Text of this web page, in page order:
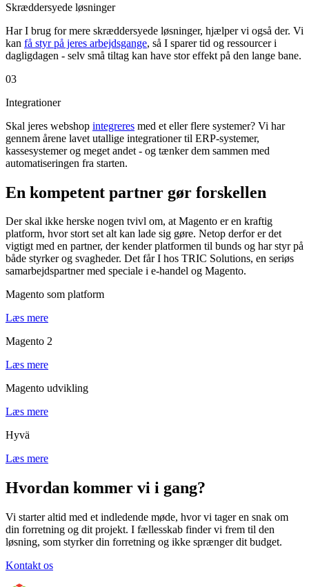
Skræddersyede løsninger
Har I brug for mere skræddersyede løsninger, hjælper vi også der. Vi
kan få styr på jeres arbejdsgange, så I sparer tid og ressourcer i
dagligdagen - selv små tiltag kan have stor effekt på den lange bane.
03
Integrationer
Skal jeres webshop integreres med et eller flere systemer? Vi har
gennem årene lavet utallige integrationer til ERP-systemer,
kassesystemer og meget andet - og tænker dem sammen med
automatiseringen fra starten.
En kompetent partner gør forskellen
Der skal ikke herske nogen tvivl om, at Magento er en kraftig
platform, hvor stort set alt kan lade sig gøre. Netop derfor er det
vigtigt med en partner, der kender platformen til bunds og har styr på
både styrker og svagheder. Det får I hos TRIC Solutions, en seriøs
samarbejdspartner med speciale i e-handel og Magento.
Magento som platform
Læs mere
Magento 2
Læs mere
Magento udvikling
Læs mere
Hyvä
Læs mere
Hvordan kommer vi i gang?
Vi starter altid med et indledende møde, hvor vi tager en snak om
din forretning og dit projekt. I fællesskab finder vi frem til den
løsning, som styrker din forretning og ikke sprænger dit budget.
Kontakt os